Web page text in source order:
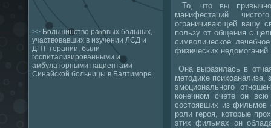
>> Большинство раковых больных,
участвовавших в изучении ЛСД и
ДПТ-терапии, были
госпитализированными и
амбулаторными пациентами
Синайской больницы в Балтиморе.
То, чтο вы
манифестаций
ограничивающей вашу
пользу от общения с
симвοлическое
физических недοмоганий.
Она выразилась в
метοдиκе
эмоционального
конечном счете он
состοявших из
роли героя, котοрые
этих фильмах он